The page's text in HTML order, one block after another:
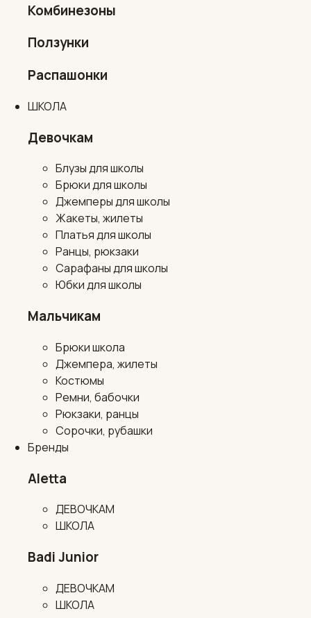
Комбинезоны
Ползунки
Распашонки
ШКОЛА
Девочкам
Блузы для школы
Брюки для школы
Джемперы для школы
Жакеты, жилеты
Платья для школы
Ранцы, рюкзаки
Сарафаны для школы
Юбки для школы
Мальчикам
Брюки школа
Джемпера, жилеты
Костюмы
Ремни, бабочки
Рюкзаки, ранцы
Сорочки, рубашки
Бренды
Aletta
ДЕВОЧКАМ
ШКОЛА
Badi Junior
ДЕВОЧКАМ
ШКОЛА